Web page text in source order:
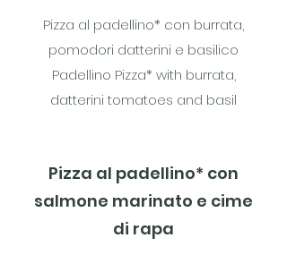
Pizza al padellino* con burrata,
pomodori datterini e basilico
Padellino Pizza* with burrata,
datterini tomatoes and basil
Pizza al padellino* con
salmone marinato e cime
di rapa